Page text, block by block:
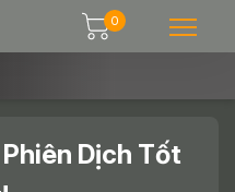
0
Phiên Dịch Tốt